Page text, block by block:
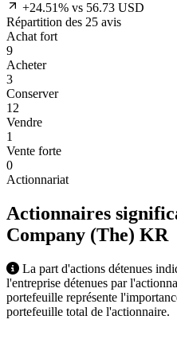
+24.51% vs 56.73 USD
Répartition des 25 avis
Achat fort
9
Acheter
3
Conserver
12
Vendre
1
Vente forte
0
Actionnariat
Actionnaires
Company (The) KR
La part d'actions détenues
l'entreprise détenues par
portefeuille représente
portefeuille total de l'actionnaire.